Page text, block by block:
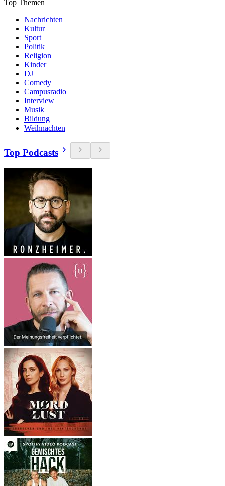
Top Themen
Nachrichten
Kultur
Sport
Politik
Religion
Kinder
DJ
Comedy
Campusradio
Interview
Musik
Bildung
Weihnachten
Top Podcasts